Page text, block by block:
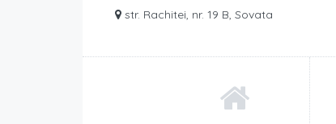
str. Rachitei, nr. 19 B, Sovata